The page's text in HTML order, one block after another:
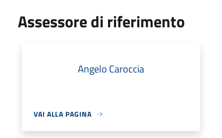
Assessore di riferimento
Angelo Caroccia
VAI ALLA PAGINA